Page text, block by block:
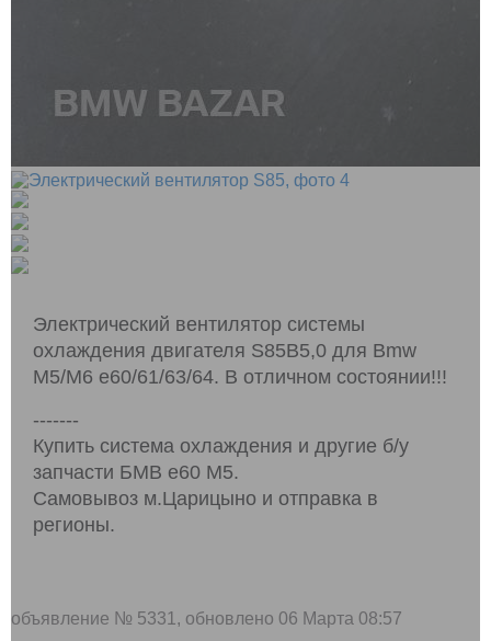
Электрический вентилятор системы
охлаждения двигателя S85B5,0 для Bmw
M5/M6 e60/61/63/64. В отличном состоянии!!!
-------
Купить система охлаждения и другие б/у
запчасти БМВ e60 M5.
Самовывоз м.Царицыно и отправка в
регионы.
объявление № 5331 , обновлено 06 Марта 08:57